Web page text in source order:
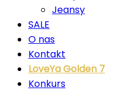
Jeansy
SALE
O nas
Kontakt
LoveYa Golden 7
Konkurs